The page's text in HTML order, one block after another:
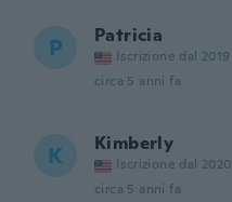
P Patricia
Iscrizione dal 2019
circa 5 anni fa
K Kimberly
Iscrizione dal 2020
circa 5 anni fa